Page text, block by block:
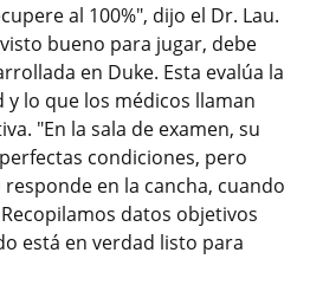
al 100%", dijo el Dr. Lau.
bueno para jugar, debe
en Duke. Esta evalúa la
lo que los médicos llaman
"En la sala de examen, su
condiciones, pero
en la cancha, cuando
datos objetivos
está en verdad listo para